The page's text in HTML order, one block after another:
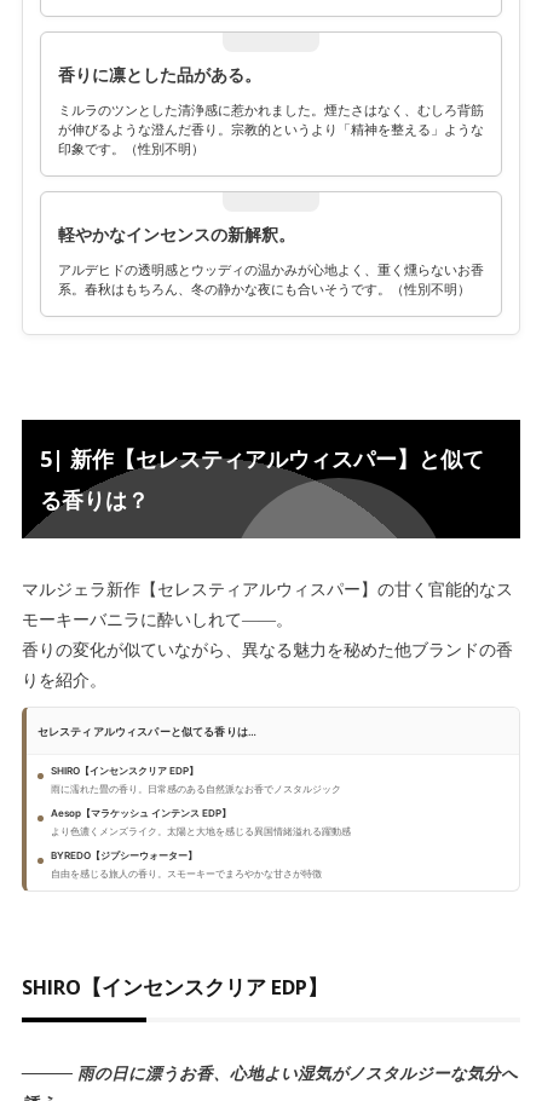
香りに凛とした品がある。
ミルラのツンとした清浄感に惹かれました。煙たさはなく、むしろ背筋
が伸びるような澄んだ香り。宗教的というより「精神を整える」ような
印象です。（性別不明）
軽やかなインセンスの新解釈。
アルデヒドの透明感とウッディの温かみが心地よく、重く燻らないお香
系。春秋はもちろん、冬の静かな夜にも合いそうです。（性別不明）
5| 新作【セレスティアルウィスパー】と似て
る香りは？
マルジェラ新作【セレスティアルウィスパー】の甘く官能的なス
モーキーバニラに酔いしれて――。
香りの変化が似ていながら、異なる魅力を秘めた他ブランドの香
りを紹介。
セレスティアルウィスパーと似てる香りは…
SHIRO【インセンスクリア EDP】
雨に濡れた畳の香り。日常感のある自然派なお香でノスタルジック
Aesop【マラケッシュ インテンス EDP】
より色濃くメンズライク。太陽と大地を感じる異国情緒溢れる躍動感
BYREDO【ジプシーウォーター】
自由を感じる旅人の香り。スモーキーでまろやかな甘さが特徴
SHIRO【インセンスクリア EDP】
――― 雨の日に漂うお香、心地よい湿気がノスタルジーな気分へ